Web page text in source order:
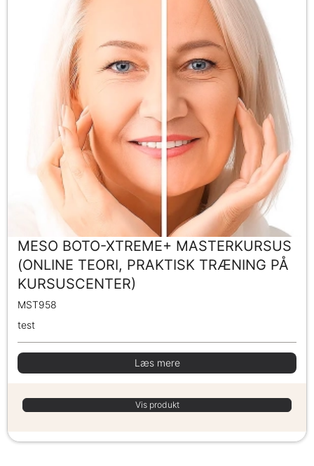
MESO BOTO-XTREME+ MASTERKURSUS
(ONLINE TEORI, PRAKTISK TRÆNING PÅ
KURSUSCENTER)
MST958
test
Læs mere
Vis produkt